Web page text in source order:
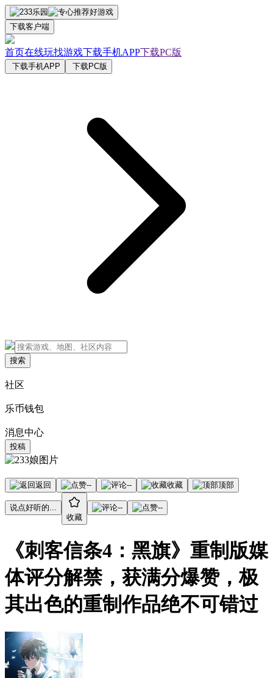
下载客户端
首页在线玩找游戏下载手机APP下载PC版
下载手机APP 下载PC版
搜索
社区
乐币钱包
消息中心
投稿
返回 -- -- 收藏 顶部
说点好听的...
收藏
-- --
《刺客信条4：黑旗》重制版媒
体评分解禁，获满分爆赞，极
其出色的重制作品绝不可错过